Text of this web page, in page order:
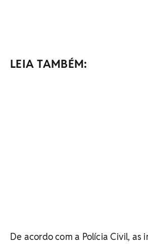
LEIA TAMBÉM:
De acordo com a Polícia Civil, as